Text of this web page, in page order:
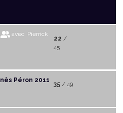
avec Pierrick
22 /
45
Péron 2011
35/ 49